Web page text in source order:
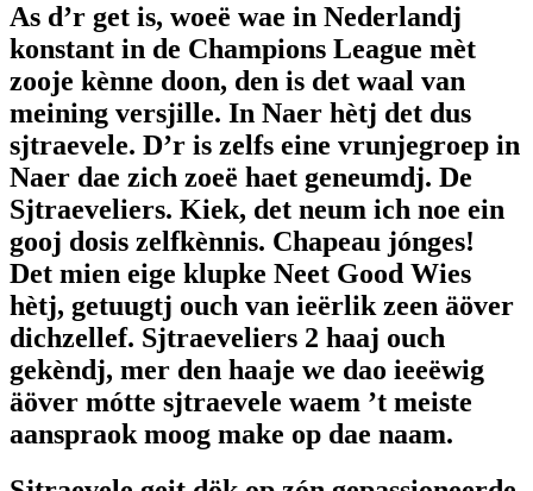
As d’r get is, woeë wae in Nederlandj
konstant in de Champions League mèt
zooje kènne doon, den is det waal van
meining versjille. In Naer hètj det dus
sjtraevele. D’r is zelfs eine vrunjegroep in
Naer dae zich zoeë haet geneumdj. De
Sjtraeveliers. Kiek, det neum ich noe ein
gooj dosis zelfkènnis. Chapeau jónges!
Det mien eige klupke Neet Good Wies
hètj, getuugtj ouch van ieërlik zeen äöver
dichzellef. Sjtraeveliers 2 haaj ouch
gekèndj, mer den haaje we dao ieeëwig
äöver mótte sjtraevele waem ’t meiste
aanspraok moog make op dae naam.